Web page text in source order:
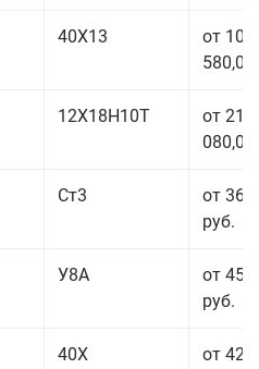
40Х13
от 106
580,00
12Х18Н10Т
от 215
080,00
Ст3
от 36
руб.
У8А
от 45
руб.
40Х
от 42